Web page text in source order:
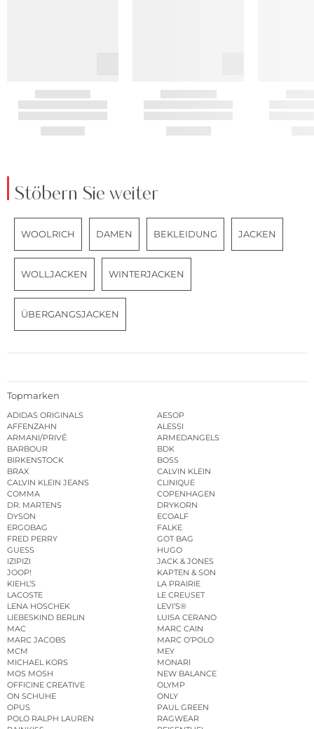
Stöbern Sie weiter
WOOLRICH DAMEN BEKLEIDUNG JACKEN
WOLLJACKEN WINTERJACKEN
ÜBERGANGSJACKEN
Topmarken
ADIDAS ORIGINALS
AESOP
AFFENZAHN
ALESSI
ARMANI/PRIVÉ
ARMEDANGELS
BARBOUR
BDK
BIRKENSTOCK
BOSS
BRAX
CALVIN KLEIN
CALVIN KLEIN JEANS
CLINIQUE
COMMA
COPENHAGEN
DR. MARTENS
DRYKORN
DYSON
ECOALF
ERGOBAG
FALKE
FRED PERRY
GOT BAG
GUESS
HUGO
IZIPIZI
JACK & JONES
JOOP!
KAPTEN & SON
KIEHL’S
LA PRAIRIE
LACOSTE
LE CREUSET
LENA HOSCHEK
LEVI’S®
LIEBESKIND BERLIN
LUISA CERANO
MAC
MARC CAIN
MARC JACOBS
MARC O’POLO
MCM
MEY
MICHAEL KORS
MONARI
MOS MOSH
NEW BALANCE
OFFICINE CREATIVE
OLYMP
ON SCHUHE
ONLY
OPUS
PAUL GREEN
POLO RALPH LAUREN
RAGWEAR